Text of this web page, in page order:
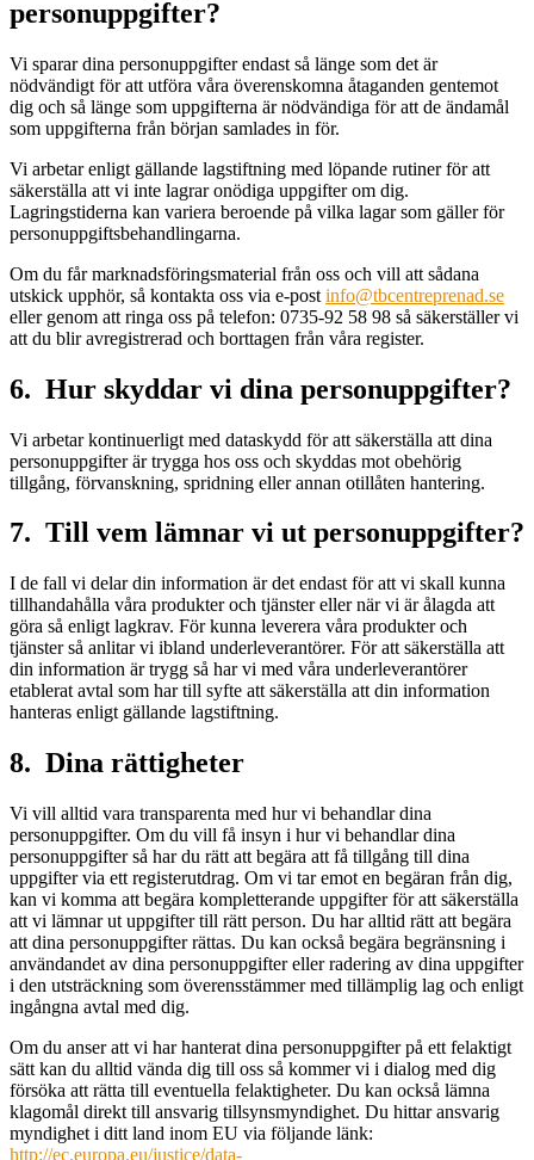
personuppgifter?
Vi sparar dina personuppgifter endast så länge som det är
nödvändigt för att utföra våra överenskomna åtaganden gentemot
dig och så länge som uppgifterna är nödvändiga för att de ändamål
som uppgifterna från början samlades in för.
Vi arbetar enligt gällande lagstiftning med löpande rutiner för att
säkerställa att vi inte lagrar onödiga uppgifter om dig.
Lagringstiderna kan variera beroende på vilka lagar som gäller för
personuppgiftsbehandlingarna.
Om du får marknadsföringsmaterial från oss och vill att sådana
utskick upphör, så kontakta oss via e-post info@tbcentreprenad.se
eller genom att ringa oss på telefon: 0735-92 58 98 så säkerställer vi
att du blir avregistrerad och borttagen från våra register.
6. Hur skyddar vi dina personuppgifter?
Vi arbetar kontinuerligt med dataskydd för att säkerställa att dina
personuppgifter är trygga hos oss och skyddas mot obehörig
tillgång, förvanskning, spridning eller annan otillåten hantering.
7. Till vem lämnar vi ut personuppgifter?
I de fall vi delar din information är det endast för att vi skall kunna
tillhandahålla våra produkter och tjänster eller när vi är ålagda att
göra så enligt lagkrav. För kunna leverera våra produkter och
tjänster så anlitar vi ibland underleverantörer. För att säkerställa att
din information är trygg så har vi med våra underleverantörer
etablerat avtal som har till syfte att säkerställa att din information
hanteras enligt gällande lagstiftning.
8. Dina rättigheter
Vi vill alltid vara transparenta med hur vi behandlar dina
personuppgifter. Om du vill få insyn i hur vi behandlar dina
personuppgifter så har du rätt att begära att få tillgång till dina
uppgifter via ett registerutdrag. Om vi tar emot en begäran från dig,
kan vi komma att begära kompletterande uppgifter för att säkerställa
att vi lämnar ut uppgifter till rätt person. Du har alltid rätt att begära
att dina personuppgifter rättas. Du kan också begära begränsning i
användandet av dina personuppgifter eller radering av dina uppgifter
i den utsträckning som överensstämmer med tillämplig lag och enligt
ingångna avtal med dig.
Om du anser att vi har hanterat dina personuppgifter på ett felaktigt
sätt kan du alltid vända dig till oss så kommer vi i dialog med dig
försöka att rätta till eventuella felaktigheter. Du kan också lämna
klagomål direkt till ansvarig tillsynsmyndighet. Du hittar ansvarig
myndighet i ditt land inom EU via följande länk:
http://ec.europa.eu/justice/data-